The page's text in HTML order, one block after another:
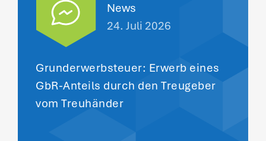
News
24. Juli 2026
Grunderwerbsteuer: Erwerb eines
GbR-Anteils durch den Treugeber
vom Treuhänder